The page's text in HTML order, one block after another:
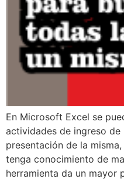
En Microsoft Excel se
actividades de ingreso
presentación de la
tenga conocimiento de
herramienta da un mayor